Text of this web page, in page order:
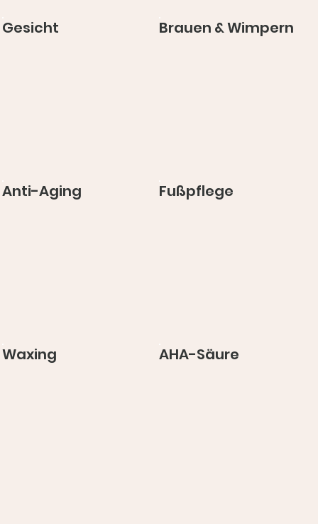
Gesicht Brauen & Wimpern
Anti-Aging Fußpflege
Waxing AHA-Säure